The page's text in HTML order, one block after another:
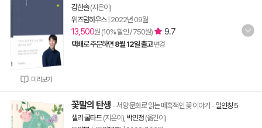
미리보기
김한솔(지은이)
위즈덤하우스| 2022년 09월
13,500원 (10% 할인 / 750원) 9.7
택배로 주문하면 8월 12일 출고 변경
꽃말의 탄생 - 서양 문화로 읽는 매혹적인 꽃 이야기 - 일인칭 5
샐리 쿨타드(지은이), 박민정 (옮긴이)